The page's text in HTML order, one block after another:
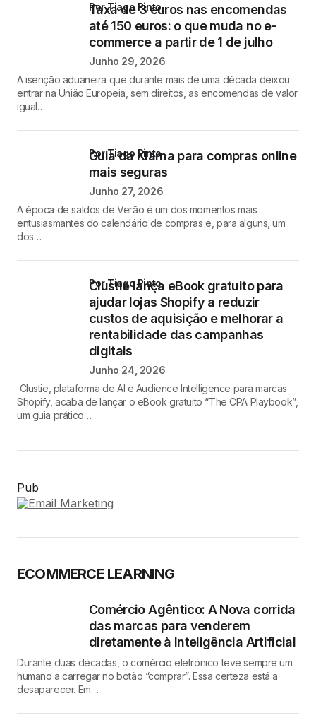
Taxa de 3 euros nas encomendas
até 150 euros: o que muda no e-
commerce a partir de 1 de julho
por Tiago Pinto
Junho 29, 2026
A isenção aduaneira que durante mais de uma década deixou
entrar na União Europeia, sem direitos, as encomendas de valor
igual…
Guia da Klarna para compras online
mais seguras
por Tiago Pinto
Junho 27, 2026
A época de saldos de Verão é um dos momentos mais
entusiasmantes do calendário de compras e, para alguns, um
dos…
Clustie lança eBook gratuito para
ajudar lojas Shopify a reduzir
custos de aquisição e melhorar a
rentabilidade das campanhas
digitais
por Tiago Pinto
Junho 24, 2026
Clustie, plataforma de AI e Audience Intelligence para marcas
Shopify, acaba de lançar o eBook gratuito “The CPA Playbook”,
um guia prático…
Pub
ECOMMERCE LEARNING
Comércio Agêntico: A Nova corrida
das marcas para venderem
diretamente à Inteligência Artificial
Durante duas décadas, o comércio eletrónico teve sempre um
humano a carregar no botão “comprar”. Essa certeza está a
desaparecer. Em…